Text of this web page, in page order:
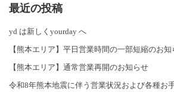
最近の投稿
yd は新しくyourday へ
【熊本エリア】平日営業時間の一部短縮のお知
【熊本エリア】通常営業再開のお知らせ
令和8年熊本地震に伴う営業状況および各種お